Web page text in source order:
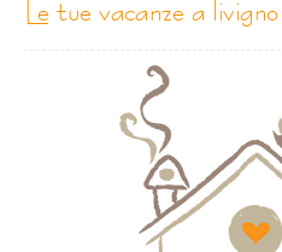
le tue vacanze a